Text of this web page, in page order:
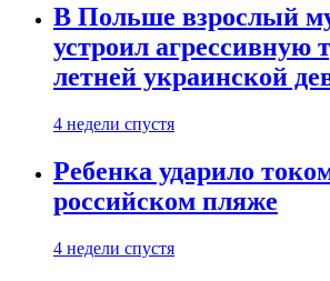
В Польше взрослый
устроил агрессивную
летней украинской
4 недели спустя
Ребенка ударило
российском пляже
4 недели спустя